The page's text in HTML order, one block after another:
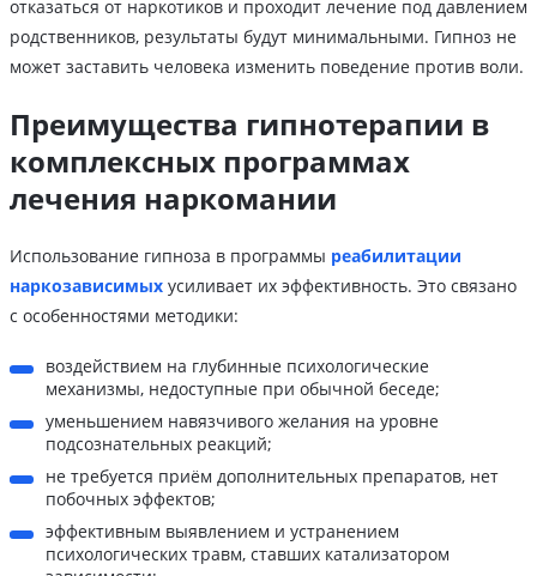
отказаться от наркотиков и проходит лечение под давлением
родственников, результаты будут минимальными. Гипноз не
может заставить человека изменить поведение против воли.
Преимущества гипнотерапии в
комплексных программах
лечения наркомании
Использование гипноза в программы реабилитации
наркозависимых усиливает их эффективность. Это связано
с особенностями методики:
воздействием на глубинные психологические
механизмы, недоступные при обычной беседе;
уменьшением навязчивого желания на уровне
подсознательных реакций;
не требуется приём дополнительных препаратов, нет
побочных эффектов;
эффективным выявлением и устранением
психологических травм, ставших катализатором